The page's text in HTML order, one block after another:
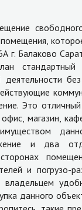
г. Балаково
деятельности
Это
магазин,
и два
и погрузо-
владельцем
данного